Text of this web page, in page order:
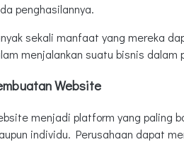
penghasilannya.
sekali manfaat yang mereka
menjalankan suatu bisnis dalam
Website
menjadi platform yang paling
individu. Perusahaan dapat